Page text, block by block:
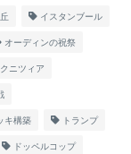
イスタンブール
オーディンの祝祭
クニツィア
キ構築 トランプ
ドッペルコップ